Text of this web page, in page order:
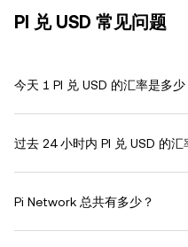
PI 兑 USD 常见问题
今天 1 PI 兑 USD 的汇率是多少
过去 24 小时内 PI 兑 USD 的汇
Pi Network 总共有多少？